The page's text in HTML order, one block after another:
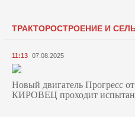
ТРАКТОРОСТРОЕНИЕ И
11:13 07.08.2025
Новый двигатель Прогресс
КИРОВЕЦ проходит